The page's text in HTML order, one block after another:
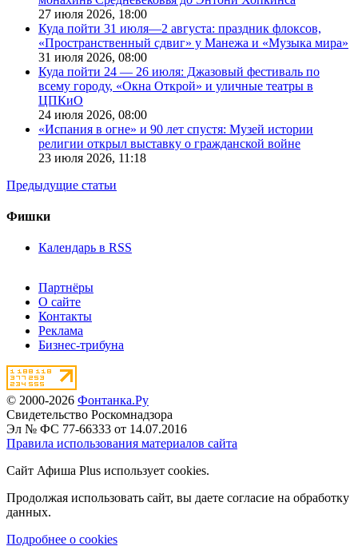
27 июля 2026, 18:00
Куда пойти 31 июля—2 августа: праздник флоксов,
«Пространственный сдвиг» у Манежа и «Музыка мира»
31 июля 2026, 08:00
Куда пойти 24 — 26 июля: Джазовый фестиваль по
всему городу, «Окна Открой» и уличные театры в
ЦПКиО
24 июля 2026, 08:00
«Испания в огне» и 90 лет спустя: Музей истории
религии открыл выставку о гражданской войне
23 июля 2026, 11:18
Предыдущие статьи
Фишки
Календарь в RSS
Партнёры
О сайте
Контакты
Реклама
Бизнес-трибуна
© 2000-2026 Фонтанка.Ру
Свидетельство Роскомнадзора
Эл № ФС 77-66333 от 14.07.2016
Правила использования материалов сайта
Сайт Афиша Plus использует cookies.
Продолжая использовать сайт, вы даете согласие на обработку
данных.
Подробнее о cookies